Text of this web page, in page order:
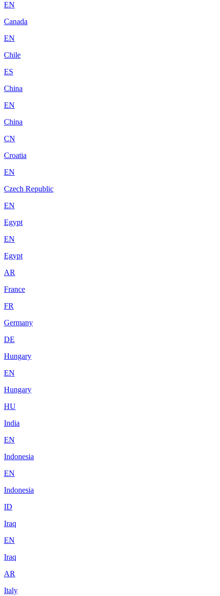
EN
Canada
EN
Chile
ES
China
EN
China
CN
Croatia
EN
Czech Republic
EN
Egypt
EN
Egypt
AR
France
FR
Germany
DE
Hungary
EN
Hungary
HU
India
EN
Indonesia
EN
Indonesia
ID
Iraq
EN
Iraq
AR
Italy